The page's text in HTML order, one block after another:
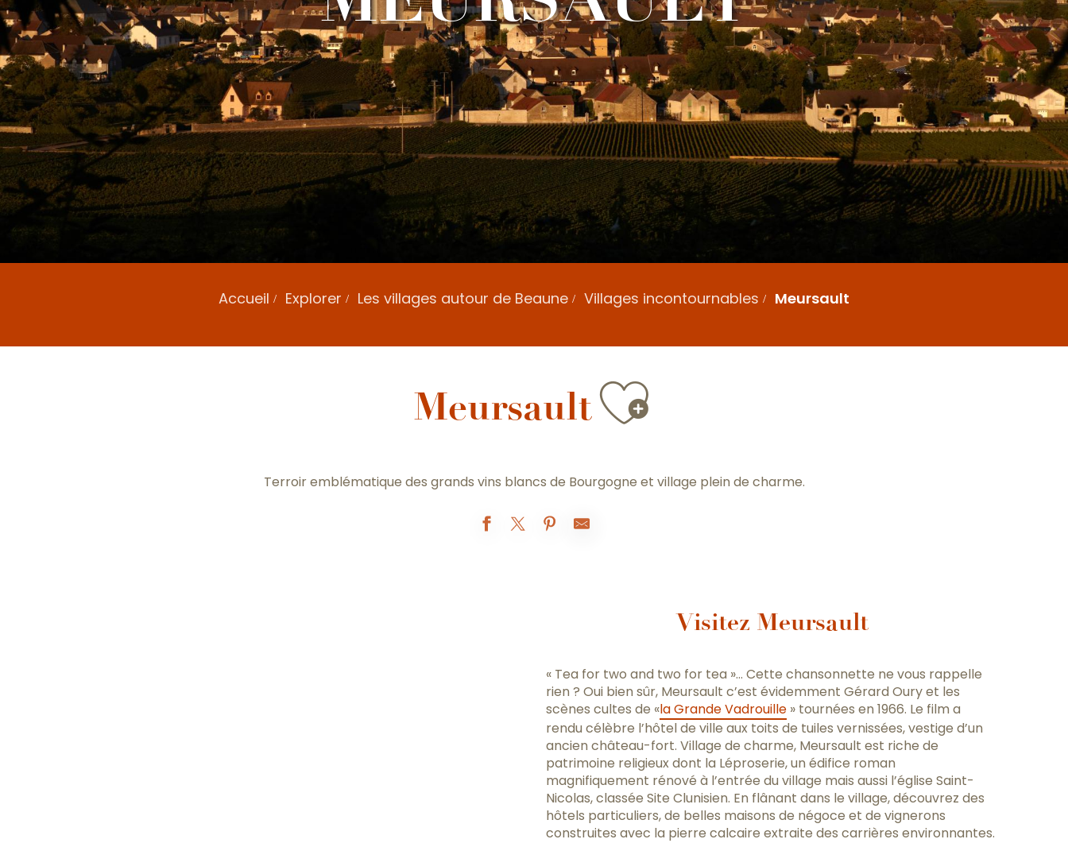
Accueil Explorer Les villages autour de Beaune Villages incontournables Meursault
MeursaultAjouter aux
Terroir emblématique des grands vins blancs de Bourgogne et village plein de charme.
Visitez Meursault
« Tea for two and two for tea »… Cette chansonnette ne vous rappelle
rien ? Oui bien sûr, Meursault c’est évidemment Gérard Oury et les
scènes cultes de «la Grande Vadrouille » tournées en 1966. Le film a
rendu célèbre l’hôtel de ville aux toits de tuiles vernissées, vestige d’un
ancien château-fort. Village de charme, Meursault est riche de
patrimoine religieux dont la Léproserie, un édifice roman
magnifiquement rénové à l’entrée du village mais aussi l’église Saint-
Nicolas, classée Site Clunisien. En flânant dans le village, découvrez des
hôtels particuliers, de belles maisons de négoce et de vignerons
construites avec la pierre calcaire extraite des carrières environnantes.